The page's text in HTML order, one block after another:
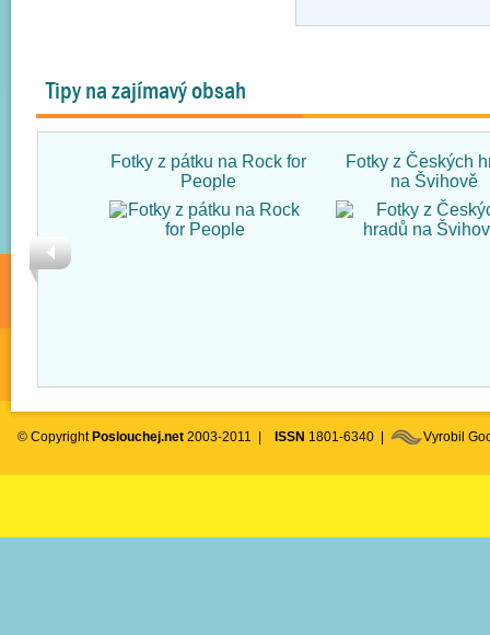
Tipy na zajímavý obsah
Fotky z pátku na Rock for
People
Fotky z Českých
na Švihově
© Copyright Poslouchej.net 2003-2011 | ISSN 1801-6340 | Vyrobil